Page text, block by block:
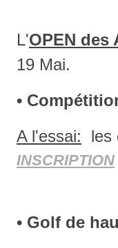
L'OPEN des
19 Mai.
•
A l'essai: les
INSCRIPTION
• Golf de